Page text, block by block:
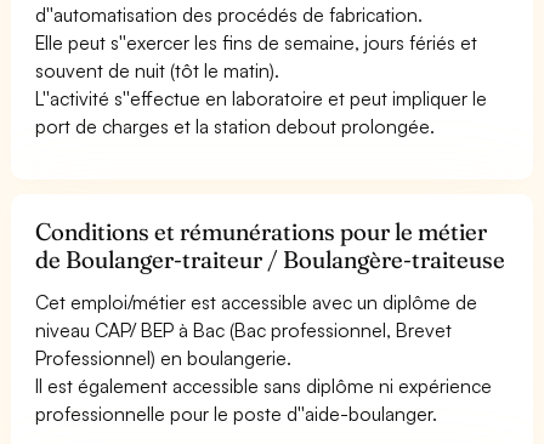
d''automatisation des procédés de fabrication.
Elle peut s''exercer les fins de semaine, jours fériés et
souvent de nuit (tôt le matin).
L''activité s''effectue en laboratoire et peut impliquer le
port de charges et la station debout prolongée.
Conditions et rémunérations pour le métier
de Boulanger-traiteur / Boulangère-traiteuse
Cet emploi/métier est accessible avec un diplôme de
niveau CAP/ BEP à Bac (Bac professionnel, Brevet
Professionnel) en boulangerie.
Il est également accessible sans diplôme ni expérience
professionnelle pour le poste d''aide-boulanger.